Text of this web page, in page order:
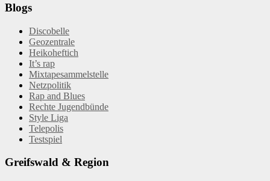
Blogs
Discobelle
Geozentrale
Heikoheftich
It’s rap
Mixtapesammelstelle
Netzpolitik
Rap and Blues
Rechte Jugendbünde
Style Liga
Telepolis
Testspiel
Greifswald & Region